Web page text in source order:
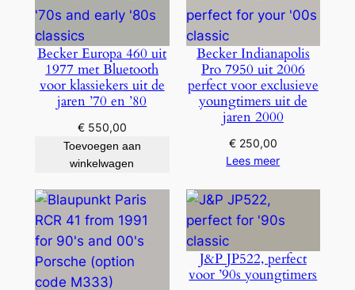
Becker Europa 460 uit
1977 met Bluetooth
voor klassiekers uit de
jaren ’70 en ’80
€550,00
Toevoegen aan
winkelwagen
Becker Indianapolis
Pro 7950 uit 2006
perfect voor exclusieve
youngtimers uit de
jaren 2000
€250,00
Lees meer
J&P JP522, perfect
voor ’90s youngtimers